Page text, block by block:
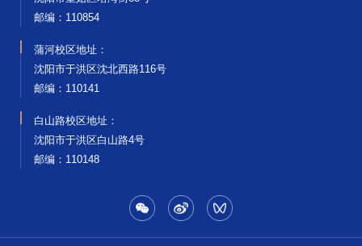
邮编‌：110854
蒲河校区地址：
沈阳市于洪区沈北西路116号
邮编‌：110141
白山路校区地址：
沈阳市于洪区白山路4号
邮编‌：110148